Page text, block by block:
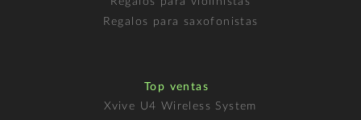
Regalos para saxofonistas
Top ventas
Xvive U4 Wireless System